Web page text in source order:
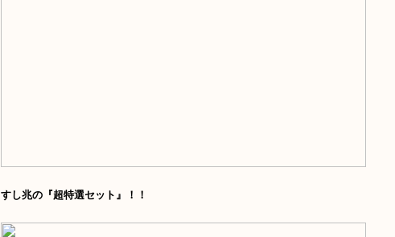
すし兆の『超特選セット』！！